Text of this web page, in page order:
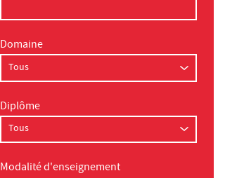
Domaine
Diplôme
Modalité d'enseignement